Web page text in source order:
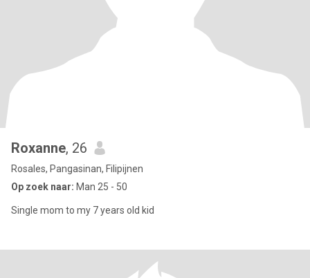
Roxanne, 26
Rosales, Pangasinan, Filipijnen
Op zoek naar: Man 25 - 50
Single mom to my 7 years old kid